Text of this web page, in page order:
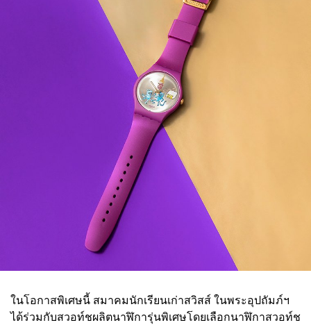
ในโอกาสพิเศษนี้ สมาคมนักเรียนเก่าสวิสส์ ในพระอุปถัมภ์ฯ
ได้ร่วมกับสวอท์ชผลิตนาฬิการุ่นพิเศษโดยเลือกนาฬิกาสวอท์ช